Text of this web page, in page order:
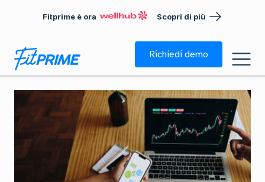
Fitprime è ora Scopri di più
Richiedi demo